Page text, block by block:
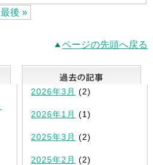
最後 »
ページの先頭へ戻る
最新記事一覧
2026年3月 (2)
2026年1月 (1)
2025年3月 (2)
2025年2月 (2)